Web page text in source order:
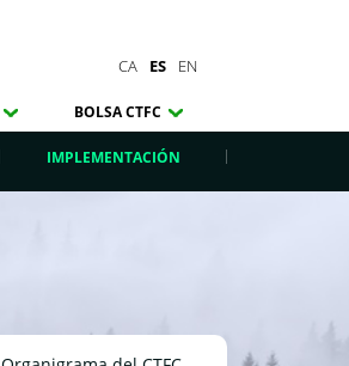
CA ES EN
BOLSA CTFC
IMPLEMENTACIÓN